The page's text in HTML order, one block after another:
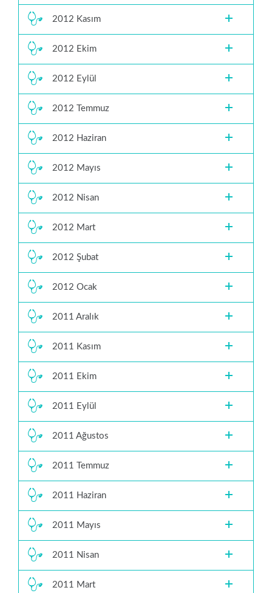
2012 Kasım
2012 Ekim
2012 Eylül
2012 Temmuz
2012 Haziran
2012 Mayıs
2012 Nisan
2012 Mart
2012 Şubat
2012 Ocak
2011 Aralık
2011 Kasım
2011 Ekim
2011 Eylül
2011 Ağustos
2011 Temmuz
2011 Haziran
2011 Mayıs
2011 Nisan
2011 Mart